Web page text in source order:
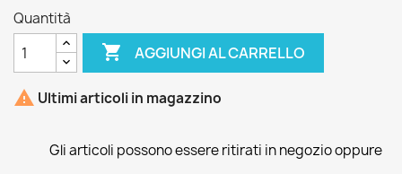
Quantità
 AGGIUNGI AL CARRELLO
 Ultimi articoli in magazzino
Gli articoli possono essere ritirati in negozio oppure